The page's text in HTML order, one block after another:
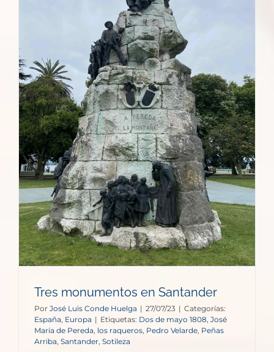
Tres monumentos en Santander
Por José Luis Conde Huelga | 27/07/23 | Categorías:
España Europa | Etiquetas: Dos de mayo 1808 José
María de Pereda los raqueros Pedro Velarde Peñas
Arriba Santander Sotileza